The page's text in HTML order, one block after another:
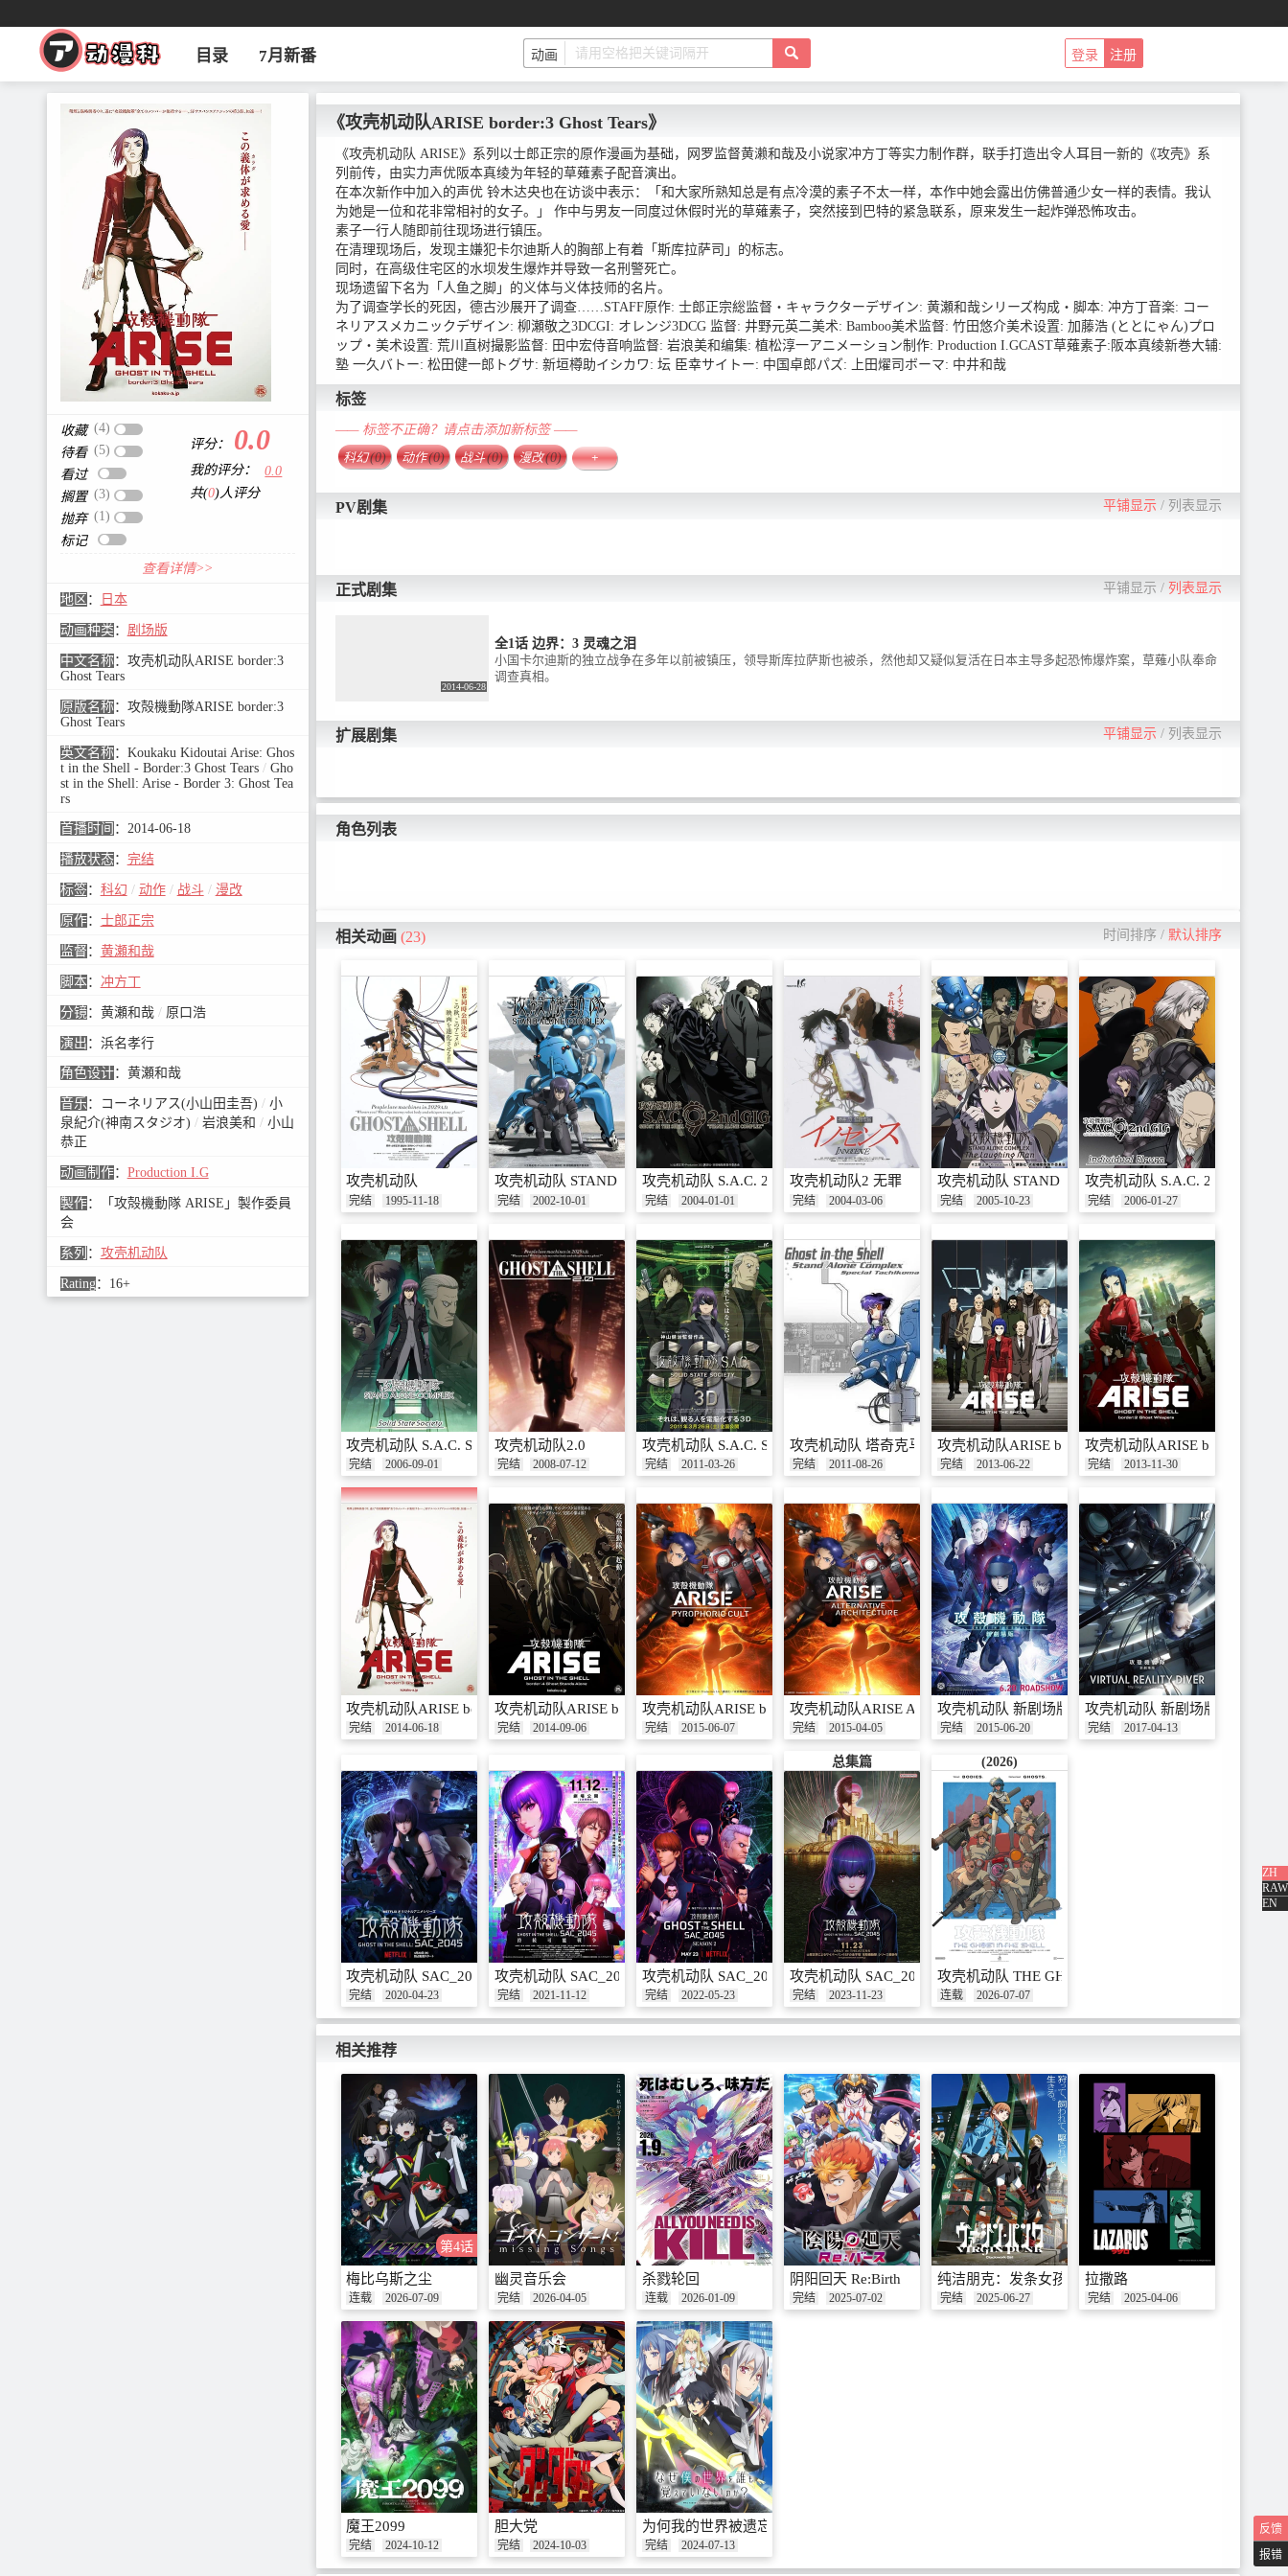
目录 7月新番 登录 注册
ZH
RAW
EN
收藏 (4)
待看 (5)
看过
搁置 (3)
抛弃 (1)
标记
评分： 0.0
我的评分：
0.0
共(0)人评分
查看详情>>
地区 ： 日本
动画种类 ： 剧场版
中文名称： 攻壳机动队ARISE border:3
Ghost Tears
原版名称： 攻殻機動隊ARISE border:3
Ghost Tears
英文名称： Koukaku Kidoutai Arise: Ghos
t in the Shell - Border:3 Ghost Tears /Gho
st in the Shell: Arise - Border 3: Ghost Tea
rs
首播时间 ： 2014-06-18
播放状态： 完结
标签： 科幻 / 动作 / 战斗 / 漫改
原作： 士郎正宗
监督 ： 黄瀬和哉
脚本： 冲方丁
分镜： 黄瀬和哉 /原口浩
演出 ： 浜名孝行
角色设计： 黄瀬和哉
音乐 ： コーネリアス(小山田圭吾) /小
泉紀介(神南スタジオ) /岩浪美和 /小山
恭正
动画制作： Production I.G
製作：
「攻殻機動隊 ARISE」製作委員
会
系列 ： 攻壳机动队
Rating： 16+
《攻壳机动队ARISE border:3 Ghost Tears》
《攻壳机动队 ARISE》系列以士郎正宗的原作漫画为基础，网罗监督黄濑和哉及小说家冲方丁等实力制作群，联手打造出令人耳目一新的《攻壳》系
列前传，由实力声优阪本真绫为年轻的草薙素子配音演出。
在本次新作中加入的声优 铃木达央也在访谈中表示：「和大家所熟知总是有点冷漠的素子不太一样，本作中她会露出仿佛普通少女一样的表情。我认
为她是一位和花非常相衬的女子。」 作中与男友一同度过休假时光的草薙素子，突然接到巴特的紧急联系，原来发生一起炸弹恐怖攻击。
素子一行人随即前往现场进行镇压。
在清理现场后，发现主嫌犯卡尔迪斯人的胸部上有着「斯库拉萨司」的标志。
同时，在高级住宅区的水坝发生爆炸并导致一名刑警死亡。
现场遗留下名为「人鱼之脚」的义体与义体技师的名片。
为了调查学长的死因，德古沙展开了调查……STAFF原作: 士郎正宗総监督・キャラクターデザイン: 黄瀬和哉シリーズ构成・脚本: 冲方丁音楽: コー
ネリアスメカニックデザイン: 柳瀬敬之3DCGI: オレンジ3DCG 监督: 井野元英二美术: Bamboo美术监督: 竹田悠介美术设置: 加藤浩 (ととにゃん)プロ
ップ・美术设置: 荒川直树撮影监督: 田中宏侍音响监督: 岩浪美和编集: 植松淳一アニメーション制作: Production I.GCAST草薙素子:阪本真绫新巻大辅:
塾 一久バトー: 松田健一郎トグサ: 新垣樽助イシカワ: 坛 臣幸サイトー: 中国卓郎パズ: 上田燿司ボーマ: 中井和哉
标签
—— 标签不正确？请点击添加新标签 ——
科幻(0) 动作(0) 战斗(0) 漫改(0) +
PV剧集 平铺显示/ 列表显示
正式剧集 平铺显示 / 列表显示
2014-06-28
全1话 边界：3 灵魂之泪
小国卡尔迪斯的独立战争在多年以前被镇压，领导斯库拉萨斯也被杀，然他却又疑似复活在日本主导多起恐怖爆炸案，草薙小队奉命
调查真相。
扩展剧集 平铺显示/ 列表显示
角色列表
相关动画(23) 时间排序/ 默认排序
攻壳机动队
完结 1995-11-18
攻壳机动队 STAND ALONE COMPLEX
完结 2002-10-01
攻壳机动队 S.A.C. 2nd GIG
完结 2004-01-01
攻壳机动队2 无罪
完结 2004-03-06
攻壳机动队 STAND ALONE COMPLEX 笑面男
完结 2005-10-23
攻壳机动队 S.A.C. 2nd GIG 个
完结 2006-01-27
攻壳机动队 S.A.C. Solid State Society
完结 2006-09-01
攻壳机动队2.0
完结 2008-07-12
攻壳机动队 S.A.C. SSS 3D
完结 2011-03-26
攻壳机动队 塔奇克马的日常
完结 2011-08-26
攻壳机动队ARISE border:1 Ghost Pain
完结 2013-06-22
攻壳机动队ARISE border:2
完结 2013-11-30
攻壳机动队ARISE border:3 Ghost Tears
完结 2014-06-18
攻壳机动队ARISE border:4 Ghost Stands Alone
完结 2014-09-06
攻壳机动队ARISE border:5 Pyrophoric Cult
完结 2015-06-07
攻壳机动队ARISE ALTERNATIVE ARCHITECTURE
完结 2015-04-05
攻壳机动队 新剧场版
完结 2015-06-20
攻壳机动队 新剧场版
完结 2017-04-13
攻壳机动队 SAC_2045
完结 2020-04-23
攻壳机动队 SAC_2045 永续战争
完结 2021-11-12
攻壳机动队 SAC_2045 第二季
完结 2022-05-23
总集篇
攻壳机动队 SAC_2045 最后的人类
完结 2023-11-23
(2026)
攻壳机动队 THE GHOST IN THE SHELL
连载 2026-07-07
相关推荐
第4话
梅比乌斯之尘
连载 2026-07-09
幽灵音乐会
完结 2026-04-05
杀戮轮回
连载 2026-01-09
阴阳回天 Re:Birth
完结 2025-07-02
纯洁朋克：发条女孩
完结 2025-06-27
拉撒路
完结 2025-04-06
魔王2099
完结 2024-10-12
胆大党
完结 2024-10-03
为何我的世界被遗忘了？
完结 2024-07-13
反馈
报错